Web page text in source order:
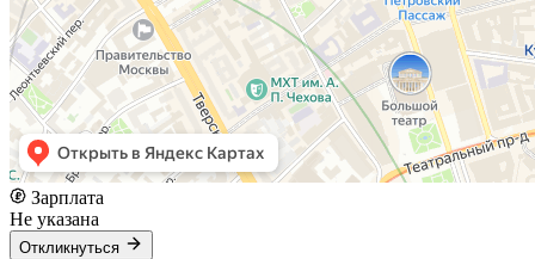
Зарплата
Не указана
Откликнуться